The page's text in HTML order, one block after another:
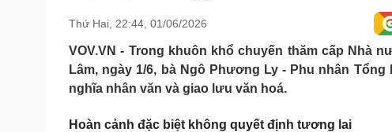
Pháp luật
Vụ án
Tin nóng
Tư vấn luật
Quân sự - Quốc phòng
Việt Nam
Phân tích
Thứ Hai, 22:44, 01/06/2026
VOV.VN - Trong khuôn khổ chuyến thăm cấp Nhà
Lâm, ngày 1/6, bà Ngô Phương Ly - Phu nhân
nghĩa nhân văn và giao lưu văn hoá.
Hoàn cảnh đặc biệt không quyết định tương lai